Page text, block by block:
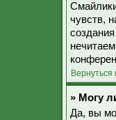
чувств,
Вернуться
» Могу
Да, вы